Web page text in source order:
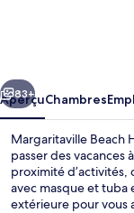
Key
West
Suivant
83+
AperçuChambres
Margaritaville Beach
passer des vacances
proximité
avec masque et tuba
extérieure pour vous